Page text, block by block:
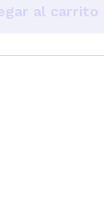
al carrito